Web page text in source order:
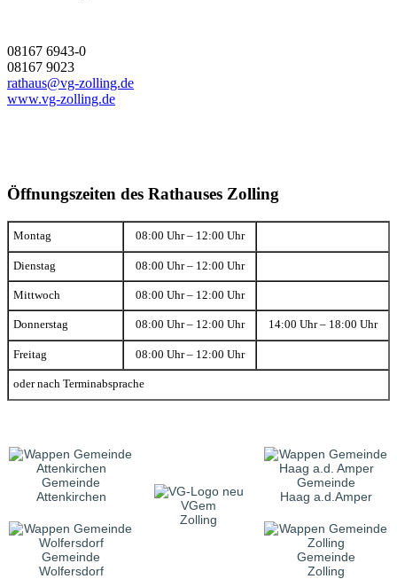
08167 6943-0
08167 9023
rathaus@vg-zolling.de
www.vg-zolling.de
Öffnungszeiten des Rathauses Zolling
Montag 08:00 Uhr – 12:00 Uhr
Dienstag 08:00 Uhr – 12:00 Uhr
Mittwoch 08:00 Uhr – 12:00 Uhr
Donnerstag 08:00 Uhr – 12:00 Uhr 14:00 Uhr – 18:00 Uhr
Freitag 08:00 Uhr – 12:00 Uhr
oder nach Terminabsprache
Gemeinde
Attenkirchen
VGem
Zolling
Gemeinde
Haag a.d.Amper
Gemeinde
Wolfersdorf
Gemeinde
Zolling